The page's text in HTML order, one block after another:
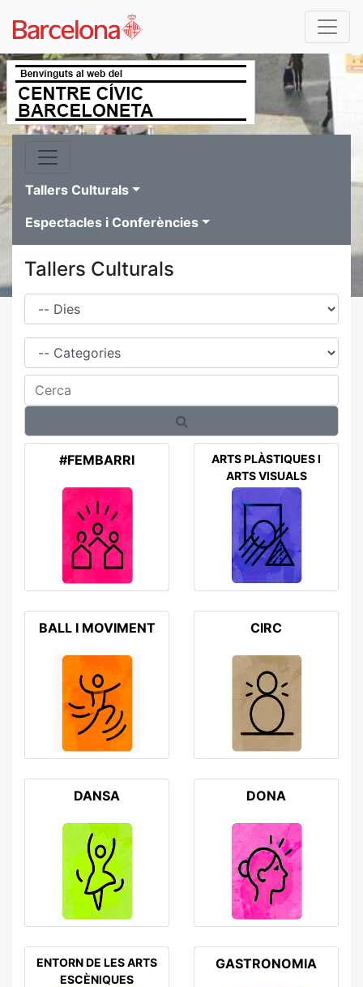
Tallers Culturals
Espectacles i Conferències
Tallers Culturals
Dies
Família
Cerca
#FEMBARRI
ARTS PLÀSTIQUES I
ARTS VISUALS
BALL I MOVIMENT CIRC
DANSA DONA
ENTORN DE LES ARTS
ESCÈNIQUES
GASTRONOMIA